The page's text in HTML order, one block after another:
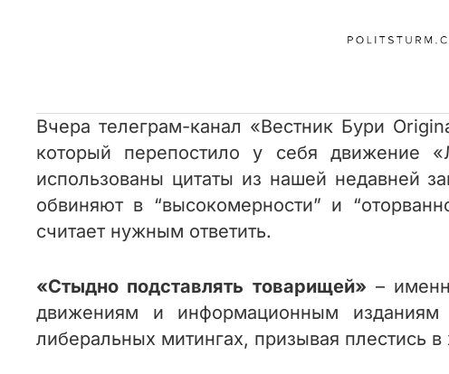
Вчера телеграм-канал «Вестник Бури
который перепостило у себя движение
использованы цитаты из нашей недавней
обвиняют в “высокомерности” и
считает нужным ответить.
«Стыдно подставлять товарищей» –
движениям и информационным
либеральных митингах, призывая плестись